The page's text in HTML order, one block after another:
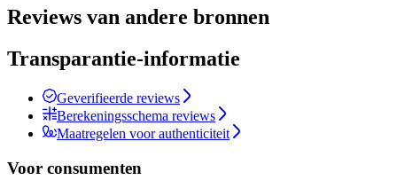
Reviews van andere bronnen
Transparantie-informatie
Geverifieerde reviews
Berekeningsschema reviews
Maatregelen voor authenticiteit
Voor consumenten